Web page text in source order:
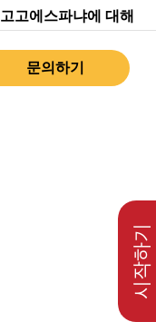
고고에스파냐에 대해
문의하기
시작하기